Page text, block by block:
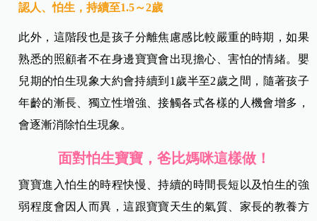
認人、怕生，持續至1.5～2歲
此外，這階段也是孩子分離焦慮感比較嚴重的時期，如果
熟悉的照顧者不在身邊寶寶會出現擔心、害怕的情緒。嬰
兒期的怕生現象大約會持續到1歲半至2歲之間，隨著孩子
年齡的漸長、獨立性增強、接觸各式各樣的人機會增多，
會逐漸消除怕生現象。
面對怕生寶寶，爸比媽咪這樣做！
寶寶進入怕生的時程快慢、持續的時間長短以及怕生的強
弱程度會因人而異，這跟寶寶天生的氣質、家長的教養方